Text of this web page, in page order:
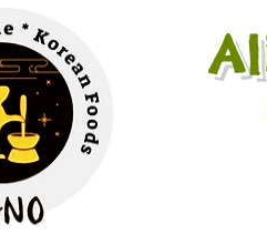
​